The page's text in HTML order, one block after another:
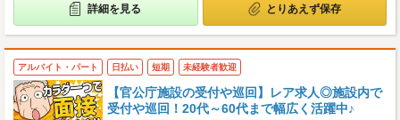
詳細を見る とりあえず保存
アルバイト・パート 日払い 短期 未経験者歓迎
【官公庁施設の受付や巡回】レア求人◎施設内で
受付や巡回！20代～60代まで幅広く活躍中♪